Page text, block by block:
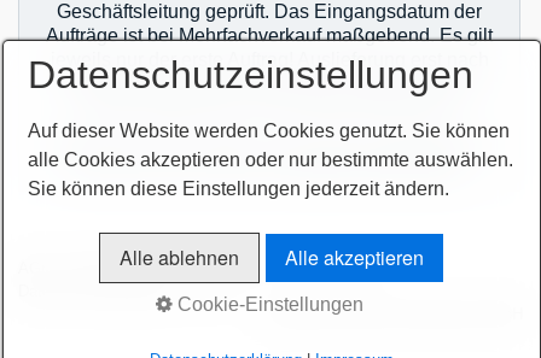
Geschäftsleitung geprüft. Das Eingangsdatum der
Aufträge ist bei Mehrfachverkauf maßgebend. Es gilt
jeweils nur der erste Auftrag! Auslieferung erst nach
zahlungstechnischer Klärung! Im Übrigen gelten
Sie finden unsere AGB`s auf unserer Homepage im
Netz oder auf unseren Auftragsbestätigungen.
Bitte beachten! Impressum
Sitemap intern
Datenschutzerklärung
© 2026 höchsmann-maschinen GmbH
Datenschutzeinstellungen
Auf dieser Website werden Cookies genutzt. Sie können
alle Cookies akzeptieren oder nur bestimmte auswählen.
Sie können diese Einstellungen jederzeit ändern.
Alle ablehnen Alle akzeptieren
Cookie-Einstellungen